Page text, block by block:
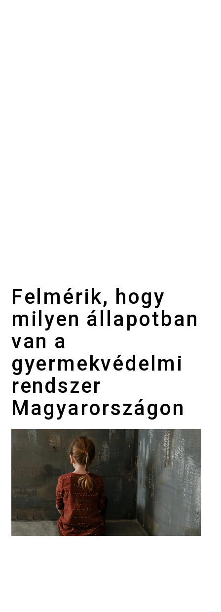
Felmérik, hogy
milyen állapotban
van a
gyermekvédelmi
rendszer
Magyarországon